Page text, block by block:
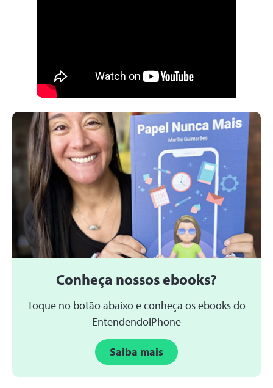
Conheça nossos ebooks?
Toque no botão abaixo e conheça os ebooks do
EntendendoiPhone
Saiba mais